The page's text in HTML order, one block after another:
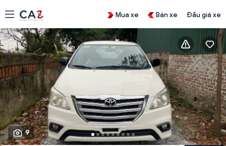
Mua xe Bán xe Đấu giá xe
9